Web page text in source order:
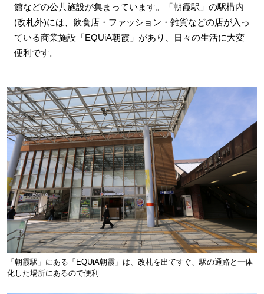
館などの公共施設が集まっています。「朝霞駅」の駅構内
(改札外)には、飲食店・ファッション・雑貨などの店が入っ
ている商業施設「EQUiA朝霞」があり、日々の生活に大変
便利です。
「朝霞駅」にある「EQUiA朝霞」は、改札を出てすぐ、駅の通路と一体
化した場所にあるので便利